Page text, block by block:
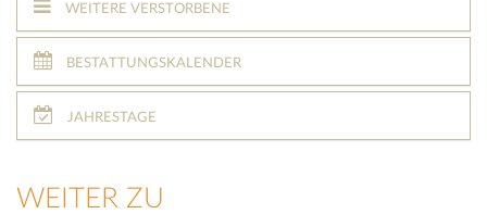
WEITERE VERSTORBENE
BESTATTUNGSKALENDER
JAHRESTAGE
WEITER ZU